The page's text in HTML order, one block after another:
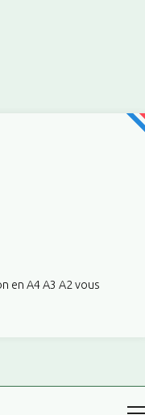
en A4 A3 A2 vous